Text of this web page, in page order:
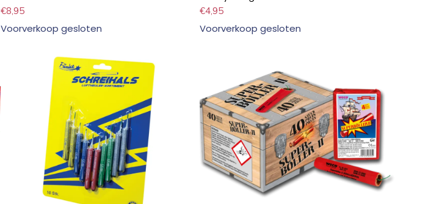
€8,95
Voorverkoop gesloten
€4,95
Voorverkoop gesloten